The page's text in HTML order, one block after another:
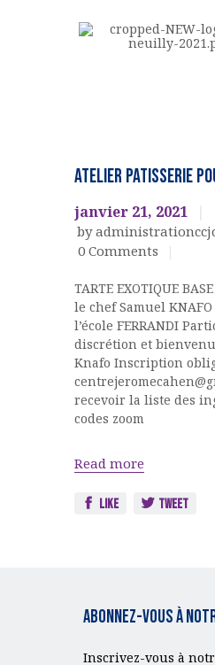
LE CENTRE
ACTIVITÉS ET
LOCATION DE
ADHÉSION
ACQUISITION
CENTRE
DONS
activités
PATISSERIES
FETES
JUIVES
ATELIER PATISSERIE
janvier 21, 2021
by
0 Comments
TARTE EXOTIQUE
le chef Samuel
l’école FERRANDI
discrétion et
Knafo Inscription
recevoir la liste des
codes zoom
Read more
Like Tweet
Abonnez-vous à
Inscrivez-vous à